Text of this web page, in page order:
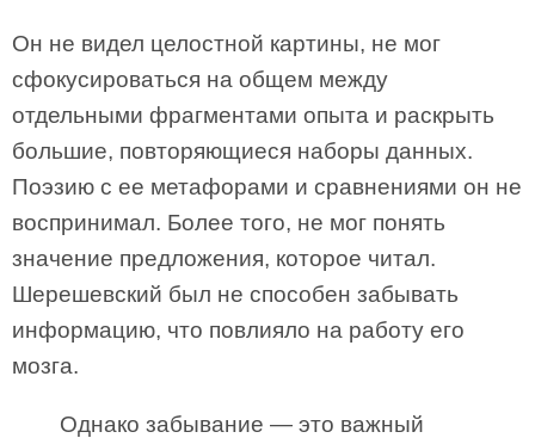
Он не видел целостной картины, не мог
сфокусироваться на общем между
отдельными фрагментами опыта и раскрыть
большие, повторяющиеся наборы данных.
Поэзию с ее метафорами и сравнениями он не
воспринимал. Более того, не мог понять
значение предложения, которое читал.
Шерешевский был не способен забывать
информацию, что повлияло на работу его
мозга.
Однако забывание — это важный